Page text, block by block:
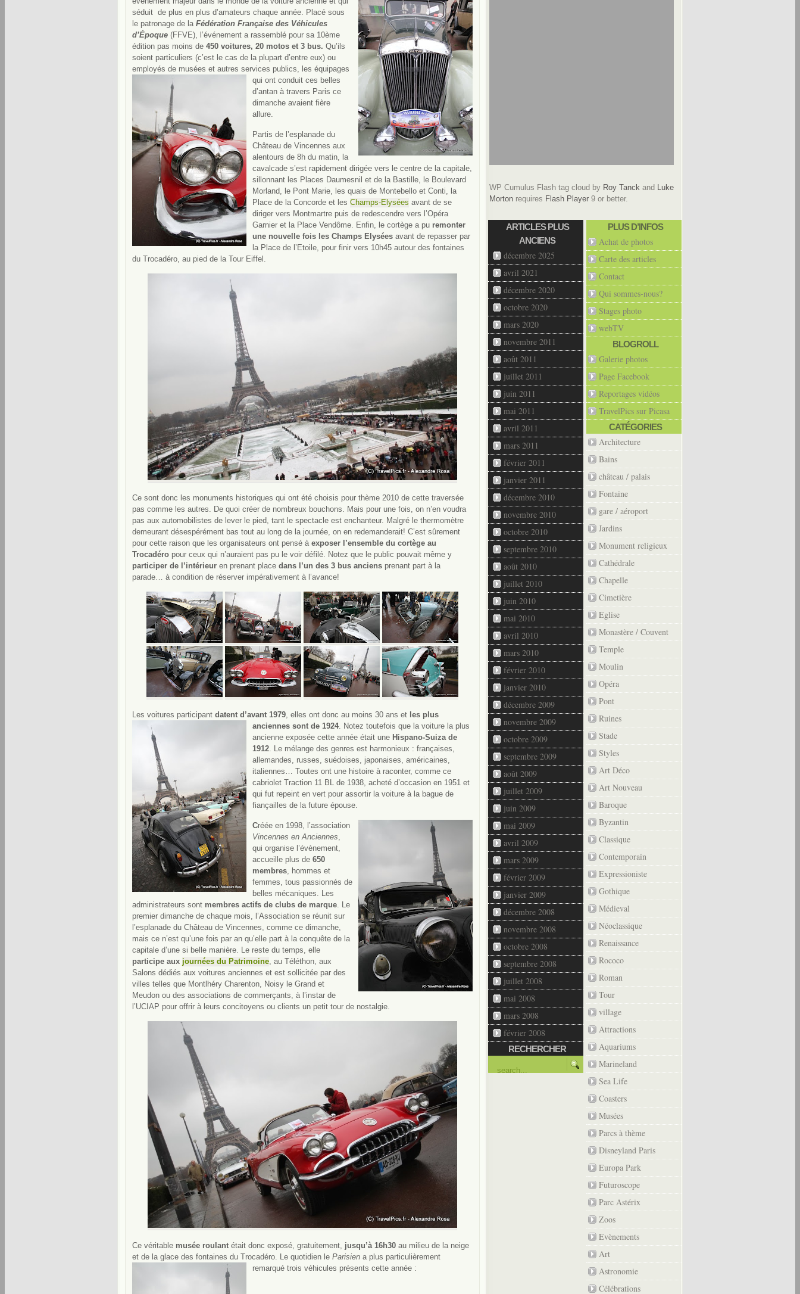
séduit de plus en plus d’amateurs chaque année. Placé sous
le patronage de la Fédération Française des Véhicules
d’Époque (FFVE), l’événement a rassemblé pour sa 10ème
édition pas moins de 450 voitures, 20 motos et 3 bus. Qu’ils
soient particuliers (c’est le cas de la plupart d’entre eux) ou
employés de musées et autres services publics, les équipages
qui ont conduit ces belles
d’antan à travers Paris ce
dimanche avaient fière
allure.
Partis de l’esplanade du
Château de Vincennes aux
alentours de 8h du matin, la
cavalcade s’est rapidement dirigée vers le centre de la capitale,
sillonnant les Places Daumesnil et de la Bastille, le Boulevard
Morland, le Pont Marie, les quais de Montebello et Conti, la
Place de la Concorde et les Champs-Elysées avant de se
diriger vers Montmartre puis de redescendre vers l’Opéra
Garnier et la Place Vendôme. Enfin, le cortège a pu remonter
une nouvelle fois les Champs Elysées avant de repasser par
la Place de l’Etoile, pour finir vers 10h45 autour des fontaines
du Trocadéro, au pied de la Tour Eiffel.
Ce sont donc les monuments historiques qui ont été choisis pour thème 2010 de cette traversée
pas comme les autres. De quoi créer de nombreux bouchons. Mais pour une fois, on n’en voudra
pas aux automobilistes de lever le pied, tant le spectacle est enchanteur. Malgré le thermomètre
demeurant désespérément bas tout au long de la journée, on en redemanderait! C’est sûrement
pour cette raison que les organisateurs ont pensé à exposer l’ensemble du cortège au
Trocadéro pour ceux qui n’auraient pas pu le voir défilé. Notez que le public pouvait même y
participer de l’intérieur en prenant place dans l’un des 3 bus anciens prenant part à la
parade… à condition de réserver impérativement à l’avance!
Les voitures participant datent d’avant 1979, elles ont donc au moins 30 ans et les plus
anciennes sont de 1924. Notez toutefois que la voiture la plus
ancienne exposée cette année était une Hispano-Suiza de
1912. Le mélange des genres est harmonieux : françaises,
allemandes, russes, suédoises, japonaises, américaines,
italiennes… Toutes ont une histoire à raconter, comme ce
cabriolet Traction 11 BL de 1938, acheté d’occasion en 1951 et
qui fut repeint en vert pour assortir la voiture à la bague de
fiançailles de la future épouse.
Créée en 1998, l’association
Vincennes en Anciennes,
qui organise l’évènement,
accueille plus de 650
membres, hommes et
femmes, tous passionnés de
belles mécaniques. Les
administrateurs sont membres actifs de clubs de marque. Le
premier dimanche de chaque mois, l’Association se réunit sur
l’esplanade du Château de Vincennes, comme ce dimanche,
mais ce n’est qu’une fois par an qu’elle part à la conquête de la
capitale d’une si belle manière. Le reste du temps, elle
participe aux journées du Patrimoine, au Téléthon, aux
Salons dédiés aux voitures anciennes et est sollicitée par des
villes telles que Montlhéry Charenton, Noisy le Grand et
Meudon ou des associations de commerçants, à l’instar de
l’UCIAP pour offrir à leurs concitoyens ou clients un petit tour de nostalgie.
Ce véritable musée roulant était donc exposé, gratuitement, jusqu’à 16h30 au milieu de la neige
et de la glace des fontaines du Trocadéro. Le quotidien le Parisien a plus particulièrement
remarqué trois véhicules présents cette année :
WP Cumulus Flash tag cloud by Roy Tanck and Luke
Morton requires Flash Player 9 or better.
ARTICLES PLUS
ANCIENS
décembre 2025
avril 2021
décembre 2020
octobre 2020
mars 2020
novembre 2011
août 2011
juillet 2011
juin 2011
mai 2011
avril 2011
mars 2011
février 2011
janvier 2011
décembre 2010
novembre 2010
octobre 2010
septembre 2010
août 2010
juillet 2010
juin 2010
mai 2010
avril 2010
mars 2010
février 2010
janvier 2010
décembre 2009
novembre 2009
octobre 2009
septembre 2009
août 2009
juillet 2009
juin 2009
mai 2009
avril 2009
mars 2009
février 2009
janvier 2009
décembre 2008
novembre 2008
octobre 2008
septembre 2008
juillet 2008
mai 2008
mars 2008
février 2008
RECHERCHER
PLUS D’INFOS
Achat de photos
Carte des articles
Contact
Qui sommes-nous?
Stages photo
webTV
BLOGROLL
Galerie photos
Page Facebook
Reportages vidéos
TravelPics sur Picasa
CATÉGORIES
Architecture
Bains
château / palais
Fontaine
gare / aéroport
Jardins
Monument religieux
Cathédrale
Chapelle
Cimetière
Eglise
Monastère / Couvent
Temple
Moulin
Opéra
Pont
Ruines
Stade
Styles
Art Déco
Art Nouveau
Baroque
Byzantin
Classique
Contemporain
Expressioniste
Gothique
Médieval
Néoclassique
Renaissance
Rococo
Roman
Tour
village
Attractions
Aquariums
Marineland
Sea Life
Coasters
Musées
Parcs à thème
Disneyland Paris
Europa Park
Futuroscope
Parc Astérix
Zoos
Evènements
Art
Astronomie
Célébrations